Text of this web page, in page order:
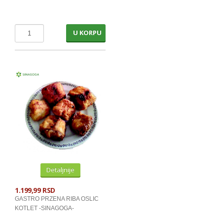
KOMPOTI
SVEZE VOCE
DZEMOVI, MARMALADE I MED
BOMBONI
ZVAKE
LIZALICE
KREMOVI
BOMBONJERE I PRALINE
MALE COKOLADE I BAROVI
U KORPU
Detaljnije
1.199,99 RSD
GASTRO PRZENA RIBA OSLIC
KOTLET -SINAGOGA-